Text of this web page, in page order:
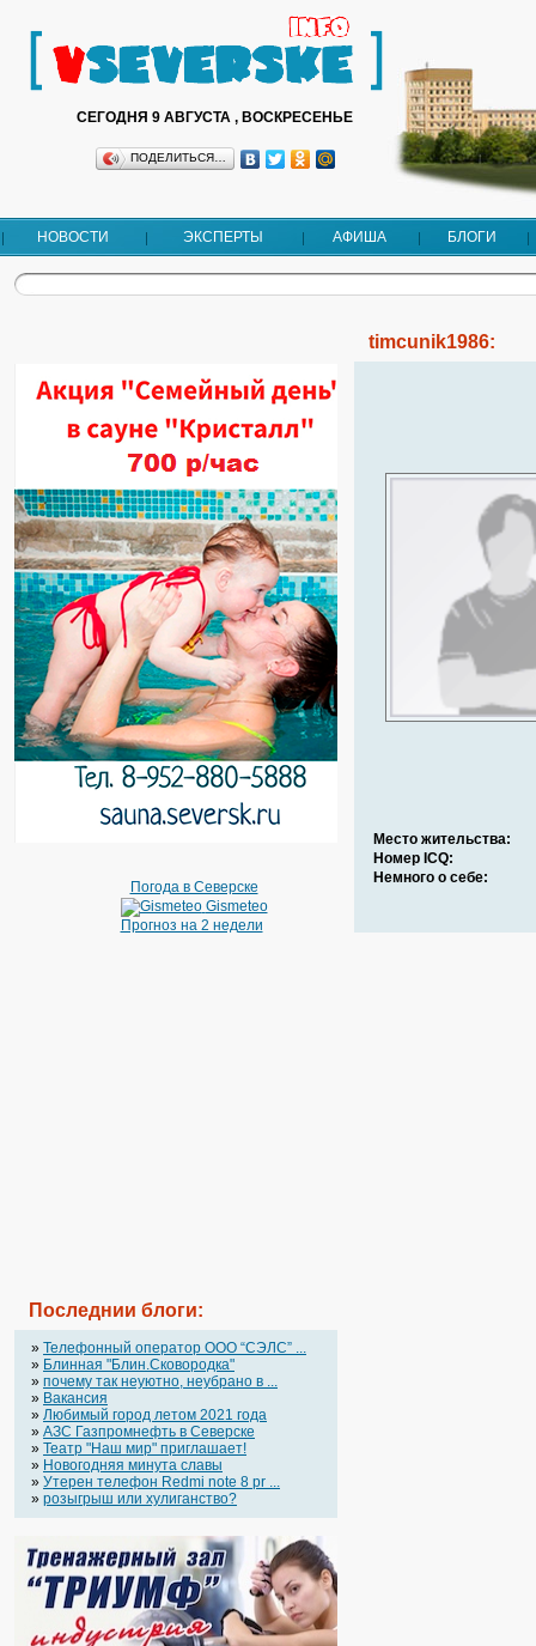
СЕГОДНЯ 9 АВГУСТА , ВОСКРЕСЕНЬЕ
ПОДЕЛИТЬСЯ…
НОВОСТИ ЭКСПЕРТЫ АФИША БЛОГИ
Погода в Северске
Gismeteo
Прогноз на 2 недели
Последнии блоги:
» Телефонный оператор OOO “СЭЛС” ...
» Блинная "Блин.Сковородка"
» почему так неуютно, неубрано в ...
» Вакансия
» Любимый город летом 2021 года
» АЗС Газпромнефть в Северске
» Театр "Наш мир" приглашает!
» Новогодняя минута славы
» Утерен телефон Redmi note 8 pr ...
» розыгрыш или хулиганство?
timcunik1986:
Место жительства:
Номер ICQ:
Немного о себе: